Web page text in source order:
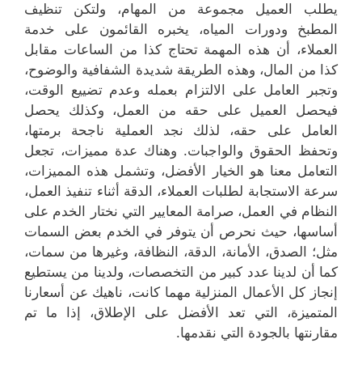
يطلب العميل مجموعة من المهام، ولتكن تنظيف
المطبخ ودورات المياه، يخبره القائمون على خدمة
العملاء، أن هذه المهمة تحتاج كذا من الساعات مقابل
كذا من المال، وهذه الطريقة شديدة الشفافية والوضوح،
وتجبر العامل على الالتزام بعمله وعدم تضييع الوقت،
فيحصل العميل على حقه من العمل، وكذلك يحصل
العامل على حقه، لذلك نجد العملية ناجحة برمتها،
وتحفظ الحقوق والواجبات. وهناك عدة مميزات، تجعل
التعامل معنا هو الخيار الأفضل، وتشمل هذه المميزات،
سرعة الاستجابة لطلبات العملاء، الدقة أثناء تنفيذ العمل،
النظام في العمل، صرامة المعايير التي نختار الخدم على
أساسها، حيث نحرص أن يتوفر في الخدم بعض السمات
مثل؛ الصدق، الأمانة، الدقة، النظافة، وغيرها من سمات،
كما أن لدينا عدد كبير من التخصصات، ولدينا من يستطيع
إنجاز كل الأعمال المنزلية مهما كانت، ناهيك عن أسعارنا
المتميزة، التي تعد الأفضل على الإطلاق، إذا ما تم
مقارنتها بالجودة التي نقدمها.